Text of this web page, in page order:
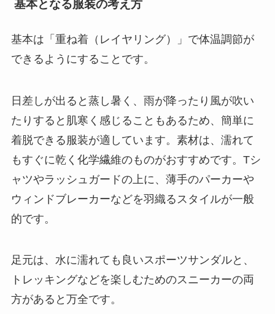
基本となる服装の考え方
基本は「重ね着（レイヤリング）」で体温調節が
できるようにすることです。
日差しが出ると蒸し暑く、雨が降ったり風が吹い
たりすると肌寒く感じることもあるため、簡単に
着脱できる服装が適しています。素材は、濡れて
もすぐに乾く化学繊維のものがおすすめです。Tシ
ャツやラッシュガードの上に、薄手のパーカーや
ウィンドブレーカーなどを羽織るスタイルが一般
的です。
足元は、水に濡れても良いスポーツサンダルと、
トレッキングなどを楽しむためのスニーカーの両
方があると万全です。